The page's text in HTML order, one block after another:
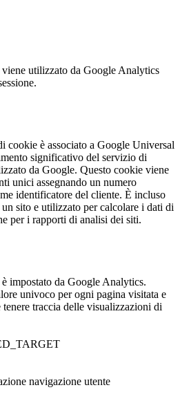
utilizzato da Google Analytics
cookie è associato a Google Universal
significativo del servizio di
da Google. Questo cookie viene
unici assegnando un numero
identificatore del cliente. È incluso
sito e utilizzato per calcolare i dati di
per i rapporti di analisi dei siti.
impostato da Google Analytics.
univoco per ogni pagina visitata e
traccia delle visualizzazioni di
navigazione utente